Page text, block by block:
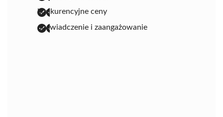
konkurencyjne ceny
doświadczenie i zaangażowanie